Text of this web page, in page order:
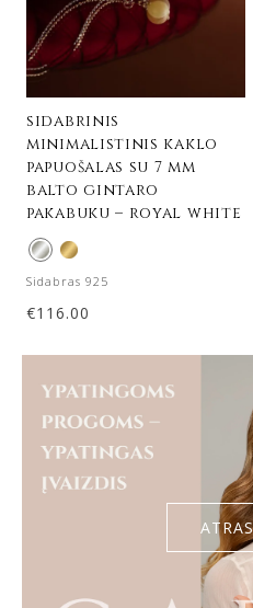
sidabrinis
minimalistinis kaklo
papuošalas su 7 mm
balto gintaro
pakabuku – royal white
Sidabras 925
€116.00